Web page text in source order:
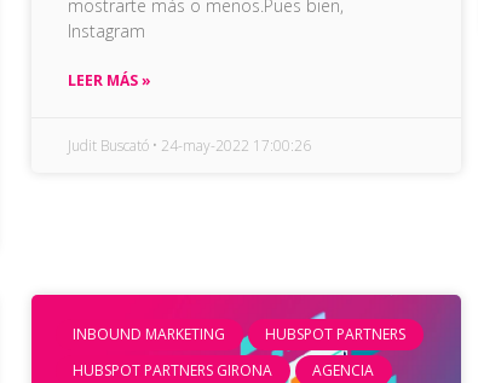
mostrarte más o menos.Pues bien,
Instagram
LEER MÁS »
Judit Buscató 24-may-2022 17:00:26
INBOUND MARKETING
HUBSPOT PARTNERS
HUBSPOT PARTNERS GIRONA
AGENCIA